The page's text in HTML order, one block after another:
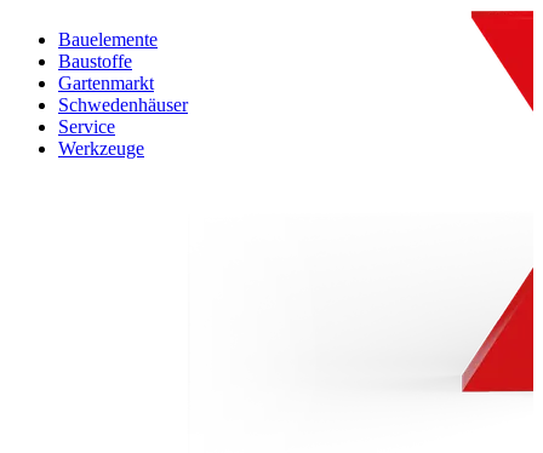
Bauelemente
Baustoffe
Gartenmarkt
Schwedenhäuser
Service
Werkzeuge